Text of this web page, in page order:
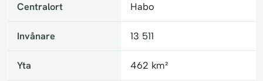
Centralort Habo
Invånare 13 511
Yta 462 km²